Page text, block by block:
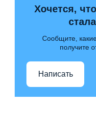
Хочется,
Сообщите,
получите
Написать